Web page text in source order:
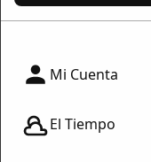
Mi Cuenta
El Tiempo